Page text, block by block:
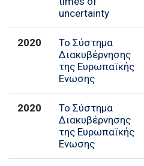
uncertainty
2020
Το Σύστημα
Διακυβέρνησης
της Ευρωπαϊκής
Ενωσης
2020
Το Σύστημα
Διακυβέρνησης
της Ευρωπαϊκής
Ενωσης